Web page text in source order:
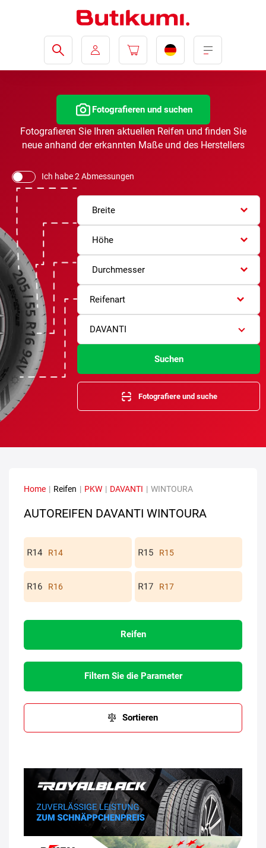
Fotografieren und suchen
Fotografieren Sie Ihren aktuellen Reifen und finden Sie
neue anhand der erkannten Maße und des Herstellers
Ich habe 2 Abmessungen
Breite
Höhe
Durchmesser
Reifenart
DAVANTI
Suchen
Fotografiere und suche
Home | Reifen | PKW | DAVANTI | WINTOURA
AUTOREIFEN DAVANTI WINTOURA
R14 R15
R16 R17
Reifen
Filtern Sie die Parameter
Sortieren